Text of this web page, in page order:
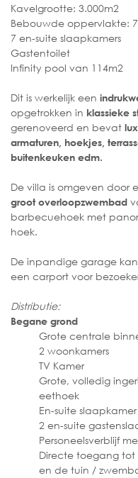
Kavelgrootte: 3.000m2
Bebouwde oppervlakte:
7 en-suite slaapkamers
Gastentoilet
Infinity pool van 114m2
Dit is werkelijk een
opgetrokken in klassieke
gerenoveerd en bevat
armaturen, hoekjes,
buitenkeuken edm.
De villa is omgeven door
groot overloopzwembad
barbecuehoek met
hoek.
De inpandige garage
een carport voor
Distributie:
Begane grond
Grote centrale
2 woonkamers
TV Kamer
Grote, volledig
eethoek
En-suite
2 en-suite
Personeelsverblijf
Directe toegang tot
en de tuin /